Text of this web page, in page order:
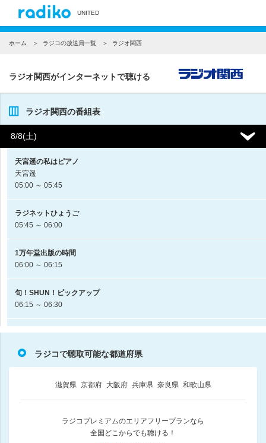
UNITED
ホーム ラジコの放送局一覧 ラジオ関西
ラジオ関西がインターネットで聴ける
ラジオ関西の番組表
8/8(土)
天宮遥の私はピアノ
天宮遥
05:00 ～ 05:45
ラジネットひょうご
05:45 ～ 06:00
1万年堂出版の時間
06:00 ～ 06:15
旬！SHUN！ピックアップ
06:15 ～ 06:30
松村邦洋のOH－！邦自慢
06:30 ～ 07:00
ひょうごラジオカレッジ
お元気ですか春名祐富子です
ラジコで聴取可能な都道府県
滋賀県 京都府 大阪府 兵庫県 奈良県 和歌山県
ラジコプレミアムのエリアフリープランなら
全国どこからでも聴ける！